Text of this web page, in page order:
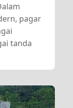
pagar
tanda